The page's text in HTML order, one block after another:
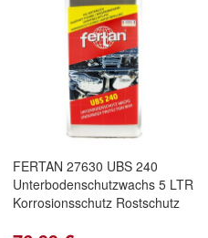
FERTAN 27630 UBS 240
Unterbodenschutzwachs 5 LTR
Korrosionsschutz Rostschutz